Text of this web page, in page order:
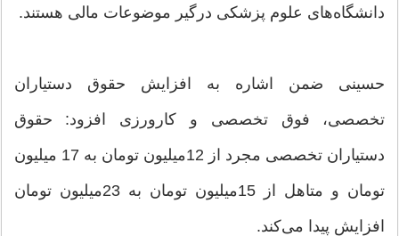
دانشگاه‌های علوم پزشکی درگیر موضوعات مالی هستند.
حسینی ضمن اشاره به افزایش حقوق دستیاران
تخصصی، فوق تخصصی و کارورزی افزود: حقوق
دستیاران تخصصی مجرد از 12میلیون تومان به 17 میلیون
تومان و متاهل از 15میلیون تومان به 23میلیون تومان
افزایش پیدا می‌کند.